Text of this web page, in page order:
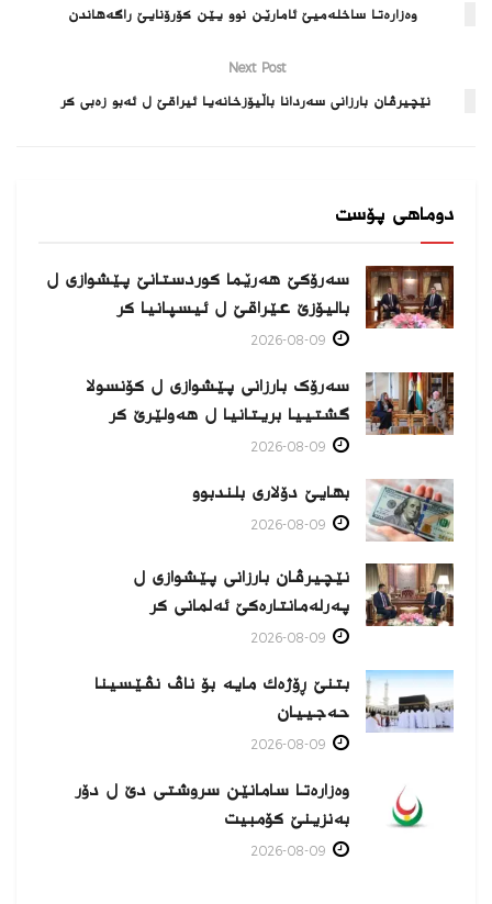
وه‌زاره‌تا ساخله‌میێ ئامارێن نوو یێن كۆرۆنایێ راگه‌هاندن
Next Post
نێچیرڤان بارزانی سه‌ردانا باڵیۆزخانه‌یا ئیراقێ ل ئه‌بو زه‌بی كر
دوماهی پۆست
سەرۆکێ هەرێما کوردستانێ پێشوازی ل
بالیۆزێ عێراقێ ل ئیسپانیا كر
سەرۆک بارزانی پێشوازی ل کۆنسولا
گشتییا بریتانیا ل هەولێرێ كر
بهایێ دۆلاری بلندبوو
نێچیرڤان بارزانی پێشوازی ل
پەرلەمانتارەكێ ئەلمانی كر
بتنێ ڕۆژەك مایە بۆ ناڤ نڤێسینا
حەجییان
وەزارەتا سامانێن سروشتی دێ ل دۆر
بەنزینێ كۆمبیت